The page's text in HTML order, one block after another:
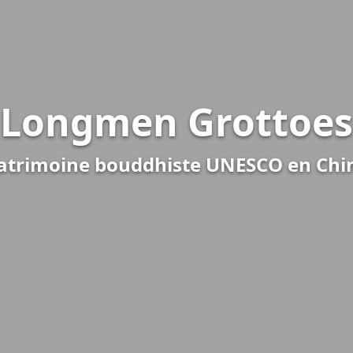
Longmen Grottoes
bouddhiste UNESCO en